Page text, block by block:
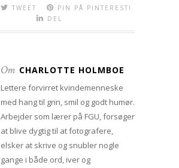
TWEET
PIN PÅ PINTEREST!
DEL
Om CHARLOTTE HOLMBOE
Lettere forvirret kvindemenneske
med hang til grin, smil og godt humør.
Arbejder som lærer på FGU, forsøger
at blive dygtig til at fotografere,
elsker at skrive og snubler nogle
gange i både ord, iver og